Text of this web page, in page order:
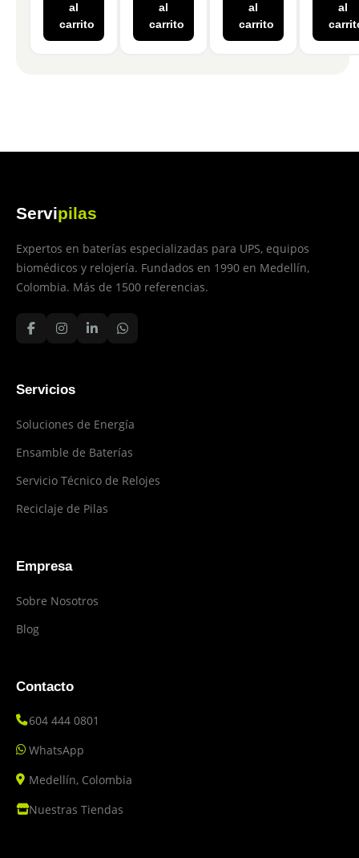
al
carrito
al
carrito
al
carrito
al
Servipilas
Expertos en baterías especializadas para UPS, equipos
biomédicos y relojería. Fundados en 1990 en Medellín,
Colombia. Más de 1500 referencias.
Servicios
Soluciones de Energía
Ensamble de Baterías
Servicio Técnico de Relojes
Reciclaje de Pilas
Empresa
Sobre Nosotros
Blog
Contacto
604 444 0801
WhatsApp
Medellín, Colombia
Nuestras Tiendas